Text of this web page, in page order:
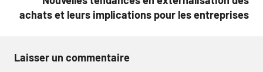
achats et leurs implications pour les entreprises
Laisser un commentaire